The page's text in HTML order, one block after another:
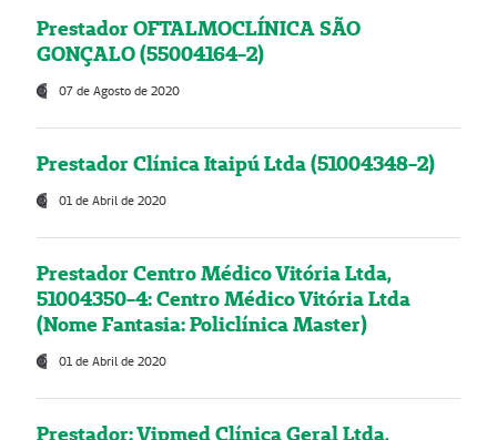
Prestador OFTALMOCLÍNICA SÃO
GONÇALO (55004164-2)
07 de Agosto de 2020
Prestador Clínica Itaipú Ltda (51004348-2)
01 de Abril de 2020
Prestador Centro Médico Vitória Ltda,
51004350-4: Centro Médico Vitória Ltda
(Nome Fantasia: Policlínica Master)
01 de Abril de 2020
Prestador: Vipmed Clínica Geral Ltda,